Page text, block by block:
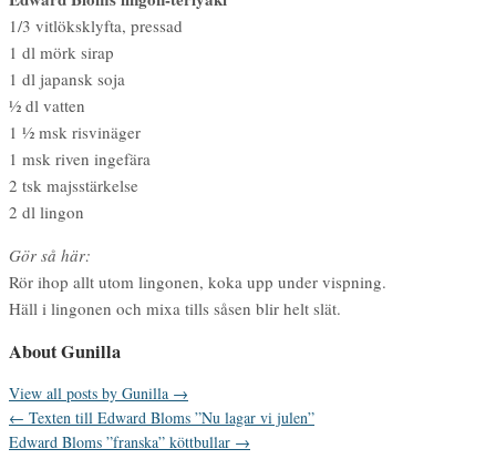
1/3 vitlöksklyfta, pressad
1 dl mörk sirap
1 dl japansk soja
½ dl vatten
1 ½ msk risvinäger
1 msk riven ingefära
2 tsk majsstärkelse
2 dl lingon
Gör så här:
Rör ihop allt utom lingonen, koka upp under vispning.
Häll i lingonen och mixa tills såsen blir helt slät.
About Gunilla
View all posts by Gunilla →
← Texten till Edward Bloms ”Nu lagar vi julen”
Edward Bloms ”franska” köttbullar →